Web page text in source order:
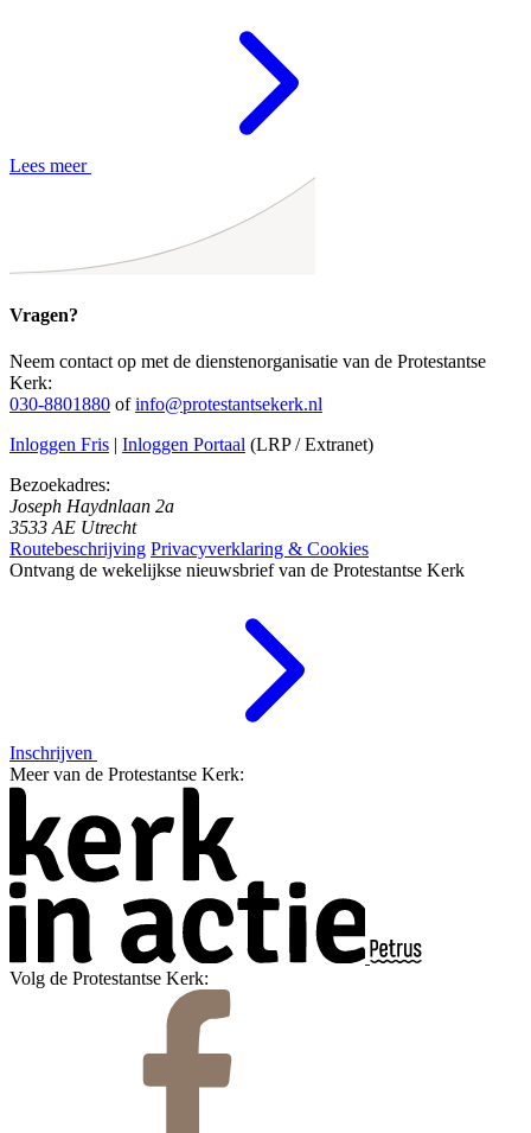
Lees meer
Vragen?
Neem contact op met de dienstenorganisatie van de Protestantse
Kerk:
030-8801880 ofinfo@protestantsekerk.nl
Inloggen Fris | Inloggen Portaal (LRP / Extranet)
Bezoekadres:
Joseph Haydnlaan 2a
3533 AE Utrecht
Routebeschrijving Privacyverklaring & Cookies
Ontvang de wekelijkse nieuwsbrief van de Protestantse Kerk
Inschrijven
Meer van de Protestantse Kerk:
Volg de Protestantse Kerk: